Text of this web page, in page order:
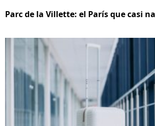
Parc de la Villette: el París que casi